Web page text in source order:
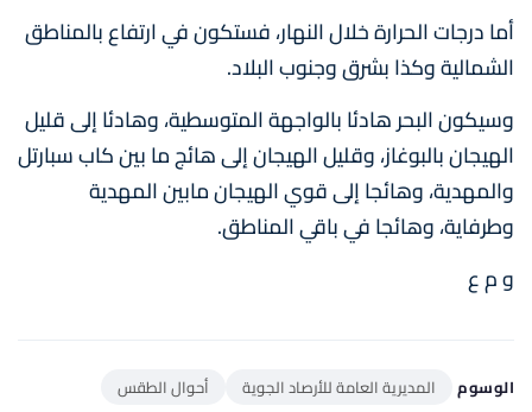
أما درجات الحرارة خلال النهار، فستكون في ارتفاع بالمناطق
الشمالية وكذا بشرق وجنوب البلاد.
وسيكون البحر هادئا بالواجهة المتوسطية، وهادئا إلى قليل
الهيجان بالبوغاز، وقليل الهيجان إلى هائج ما بين كاب سبارتل
والمهدية، وهائجا إلى قوي الهيجان مابين المهدية
وطرفاية، وهائجا في باقي المناطق.
و م ع
الوسوم المديرية العامة للأرصاد الجوية أحوال الطقس